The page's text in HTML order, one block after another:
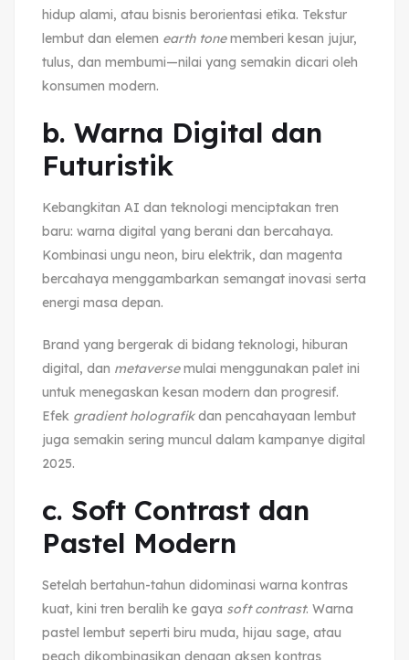
hidup alami, atau bisnis berorientasi etika. Tekstur
lembut dan elemen earth tonememberi kesan jujur,
tulus, dan membumi—nilai yang semakin dicari oleh
konsumen modern.
b. Warna Digital dan
Futuristik
Kebangkitan AI dan teknologi menciptakan tren
baru: warna digital yang berani dan bercahaya.
Kombinasi ungu neon, biru elektrik, dan magenta
bercahaya menggambarkan semangat inovasi serta
energi masa depan.
Brand yang bergerak di bidang teknologi, hiburan
digital, dan metaversemulai menggunakan palet ini
untuk menegaskan kesan modern dan progresif.
Efek gradient holografikdan pencahayaan lembut
juga semakin sering muncul dalam kampanye digital
2025.
c. Soft Contrast dan
Pastel Modern
Setelah bertahun-tahun didominasi warna kontras
kuat, kini tren beralih ke gaya soft contrast. Warna
pastel lembut seperti biru muda, hijau sage, atau
peach dikombinasikan dengan aksen kontras